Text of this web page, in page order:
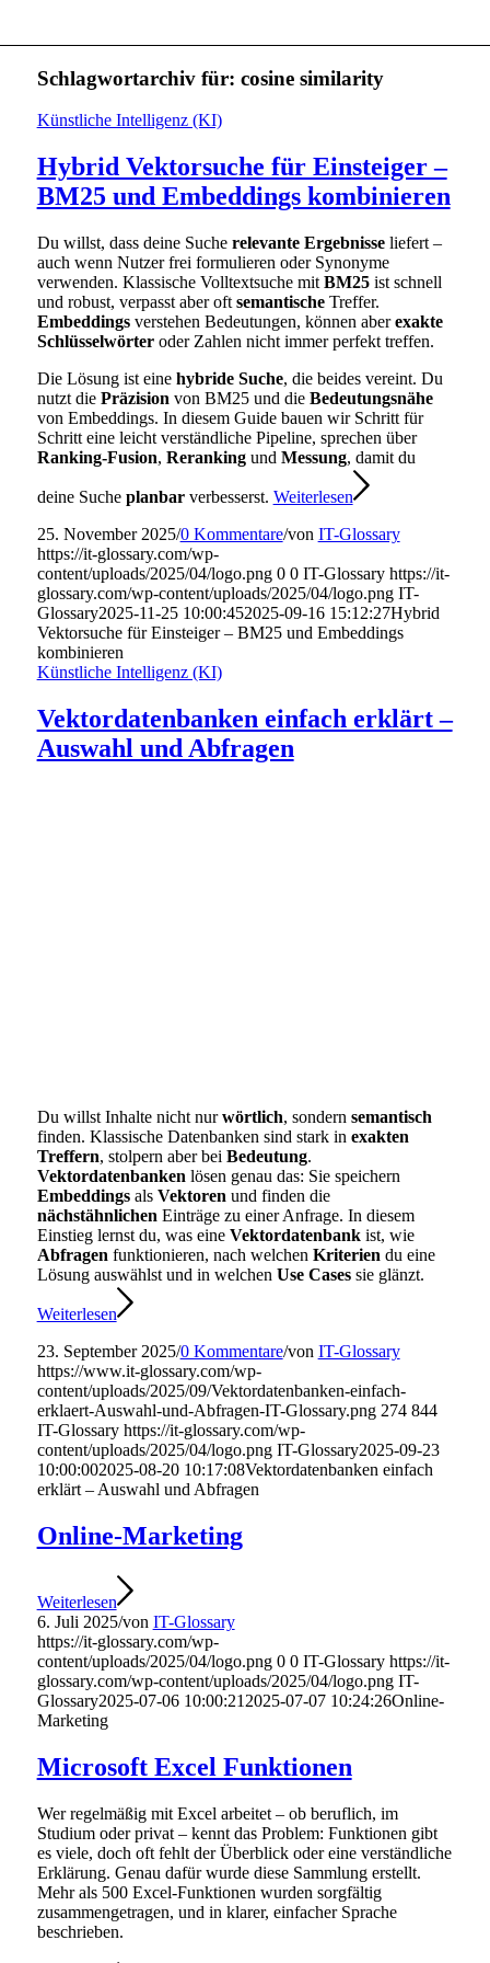
Schlagwortarchiv für: cosine similarity
Künstliche Intelligenz (KI)
Hybrid Vektorsuche für Einsteiger –
BM25 und Embeddings kombinieren
Du willst, dass deine Suche relevante Ergebnisseliefert –
auch wenn Nutzer frei formulieren oder Synonyme
verwenden. Klassische Volltextsuche mit BM25ist schnell
und robust, verpasst aber oft semantischeTreffer.
Embeddingsverstehen Bedeutungen, können aberexakte
Schlüsselwörteroder Zahlen nicht immer perfekt treffen.
Die Lösung ist eine hybride Suche, die beides vereint. Du
nutzt die Präzision von BM25 und die Bedeutungsnähe
von Embeddings. In diesem Guide bauen wir Schritt für
Schritt eine leicht verständliche Pipeline, sprechen über
Ranking-Fusion, Rerankingund Messung, damit du
deine Suche planbarverbesserst. Weiterlesen
25. November 2025/0 Kommentare/von IT-Glossary
https://it-glossary.com/wp-
content/uploads/2025/04/logo.png 0 0 IT-Glossary https://it-
glossary.com/wp-content/uploads/2025/04/logo.png IT-
Glossary2025-11-25 10:00:452025-09-16 15:12:27Hybrid
Vektorsuche für Einsteiger – BM25 und Embeddings
kombinieren
Künstliche Intelligenz (KI)
Vektordatenbanken einfach erklärt –
Auswahl und Abfragen
Du willst Inhalte nicht nurwörtlich, sondern semantisch
finden. Klassische Datenbanken sind stark in exakten
Treffern, stolpern aber bei Bedeutung.
Vektordatenbanken lösen genau das: Sie speichern
Embeddingsals Vektoren und finden die
nächstähnlichen Einträge zu einer Anfrage. In diesem
Einstieg lernst du, was eine Vektordatenbankist, wie
Abfragen funktionieren, nach welchen Kriterien du eine
Lösung auswählst und in welchen Use Casessie glänzt.
Weiterlesen
23. September 2025/0 Kommentare/von IT-Glossary
https://www.it-glossary.com/wp-
content/uploads/2025/09/Vektordatenbanken-einfach-
erklaert-Auswahl-und-Abfragen-IT-Glossary.png 274 844
IT-Glossary https://it-glossary.com/wp-
content/uploads/2025/04/logo.png IT-Glossary2025-09-23
10:00:002025-08-20 10:17:08Vektordatenbanken einfach
erklärt – Auswahl und Abfragen
Online-Marketing
Weiterlesen
6. Juli 2025/von IT-Glossary
https://it-glossary.com/wp-
content/uploads/2025/04/logo.png 0 0 IT-Glossary https://it-
glossary.com/wp-content/uploads/2025/04/logo.png IT-
Glossary2025-07-06 10:00:21 2025-07-07 10:24:26Online-
Marketing
Microsoft Excel Funktionen
Wer regelmäßig mit Excel arbeitet – ob beruflich, im
Studium oder privat – kennt das Problem: Funktionen gibt
es viele, doch oft fehlt der Überblick oder eine verständliche
Erklärung. Genau dafür wurde diese Sammlung erstellt.
Mehr als 500 Excel-Funktionen wurden sorgfältig
zusammengetragen, und in klarer, einfacher Sprache
beschrieben.